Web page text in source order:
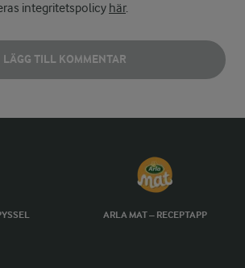
integritetspolicy här.
LÄGG TILL KOMMENTAR
ARLA MAT – RECEPTAPP